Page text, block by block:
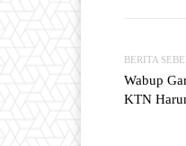
BERITA
Wabup
KTN